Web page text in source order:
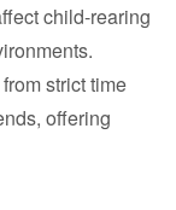
child-rearing
strict time
offering